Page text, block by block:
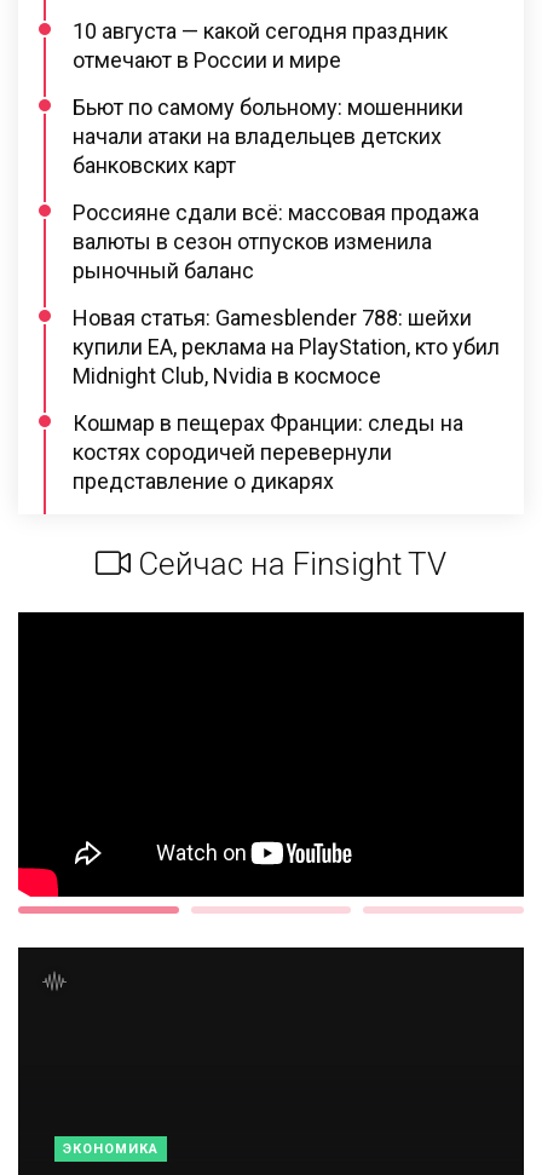
10 августа — какой сегодня праздник
отмечают в России и мире
Бьют по самому больному: мошенники
начали атаки на владельцев детских
банковских карт
Россияне сдали всё: массовая продажа
валюты в сезон отпусков изменила
рыночный баланс
Новая статья: Gamesblender 788: шейхи
купили EA, реклама на PlayStation, кто убил
Midnight Club, Nvidia в космосе
Кошмар в пещерах Франции: следы на
костях сородичей перевернули
представление о дикарях
Сейчас на Finsight TV
ЭКОНОМИКА